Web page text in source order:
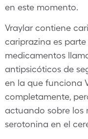
en este momento.
Vraylar contiene
cariprazina es
medicamentos
antipsicóticos de
en la que funciona
completamente,
actuando sobre los
serotonina en el